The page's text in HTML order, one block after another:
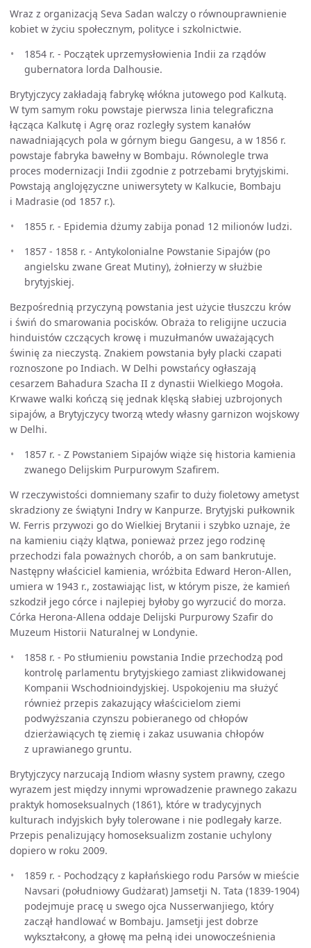
Wraz z organizacją Seva Sadan walczy o równouprawnienie
kobiet w życiu społecznym, polityce i szkolnictwie.
1854 r. - Początek uprzemysłowienia Indii za rządów
gubernatora lorda Dalhousie.
Brytyjczycy zakładają fabrykę włókna jutowego pod Kalkutą.
W tym samym roku powstaje pierwsza linia telegraficzna
łącząca Kalkutę i Agrę oraz rozległy system kanałów
nawadniających pola w górnym biegu Gangesu, a w 1856 r.
powstaje fabryka bawełny w Bombaju. Równolegle trwa
proces modernizacji Indii zgodnie z potrzebami brytyjskimi.
Powstają anglojęzyczne uniwersytety w Kalkucie, Bombaju
i Madrasie (od 1857 r.).
1855 r. - Epidemia dżumy zabija ponad 12 milionów ludzi.
1857 - 1858 r. - Antykolonialne Powstanie Sipajów (po
angielsku zwane Great Mutiny), żołnierzy w służbie
brytyjskiej.
Bezpośrednią przyczyną powstania jest użycie tłuszczu krów
i świń do smarowania pocisków. Obraża to religijne uczucia
hinduistów czczących krowę i muzułmanów uważających
świnię za nieczystą. Znakiem powstania były placki czapati
roznoszone po Indiach. W Delhi powstańcy ogłaszają
cesarzem Bahadura Szacha II z dynastii Wielkiego Mogoła.
Krwawe walki kończą się jednak klęską słabiej uzbrojonych
sipajów, a Brytyjczycy tworzą wtedy własny garnizon wojskowy
w Delhi.
1857 r. - Z Powstaniem Sipajów wiąże się historia kamienia
zwanego Delijskim Purpurowym Szafirem.
W rzeczywistości domniemany szafir to duży fioletowy ametyst
skradziony ze świątyni Indry w Kanpurze. Brytyjski pułkownik
W. Ferris przywozi go do Wielkiej Brytanii i szybko uznaje, że
na kamieniu ciąży klątwa, ponieważ przez jego rodzinę
przechodzi fala poważnych chorób, a on sam bankrutuje.
Następny właściciel kamienia, wróżbita Edward Heron-Allen,
umiera w 1943 r., zostawiając list, w którym pisze, że kamień
szkodził jego córce i najlepiej byłoby go wyrzucić do morza.
Córka Herona-Allena oddaje Delijski Purpurowy Szafir do
Muzeum Historii Naturalnej w Londynie.
1858 r. - Po stłumieniu powstania Indie przechodzą pod
kontrolę parlamentu brytyjskiego zamiast zlikwidowanej
Kompanii Wschodnioindyjskiej. Uspokojeniu ma służyć
również przepis zakazujący właścicielom ziemi
podwyższania czynszu pobieranego od chłopów
dzierżawiących tę ziemię i zakaz usuwania chłopów
z uprawianego gruntu.
Brytyjczycy narzucają Indiom własny system prawny, czego
wyrazem jest między innymi wprowadzenie prawnego zakazu
praktyk homoseksualnych (1861), które w tradycyjnych
kulturach indyjskich były tolerowane i nie podlegały karze.
Przepis penalizujący homoseksualizm zostanie uchylony
dopiero w roku 2009.
1859 r. - Pochodzący z kapłańskiego rodu Parsów w mieście
Navsari (południowy Gudżarat) Jamsetji N. Tata (1839-1904)
podejmuje pracę u swego ojca Nusserwanjiego, który
zaczął handlować w Bombaju. Jamsetji jest dobrze
wykształcony, a głowę ma pełną idei unowocześnienia